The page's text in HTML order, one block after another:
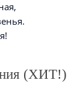
(ХИТ!)